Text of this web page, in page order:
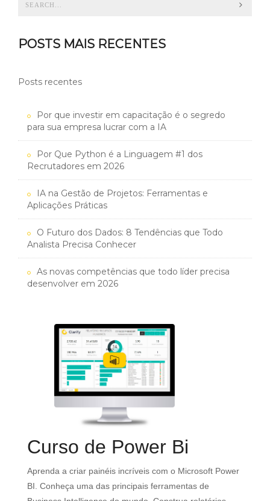
POSTS MAIS RECENTES
Posts recentes
Por que investir em capacitação é o segredo
para sua empresa lucrar com a IA
Por Que Python é a Linguagem #1 dos
Recrutadores em 2026
IA na Gestão de Projetos: Ferramentas e
Aplicações Práticas
O Futuro dos Dados: 8 Tendências que Todo
Analista Precisa Conhecer
As novas competências que todo líder precisa
desenvolver em 2026
Curso de Power Bi
Aprenda a criar painéis incríveis com o Microsoft Power
BI. Conheça uma das principais ferramentas de